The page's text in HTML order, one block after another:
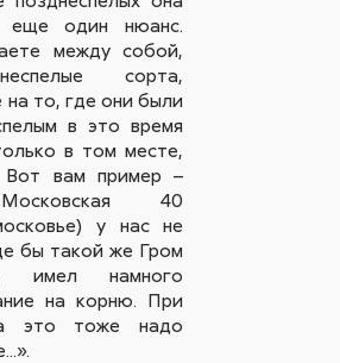
один нюанс.
между собой,
сорта,
то, где они были
в это время
в том месте,
вам пример –
40
у нас не
бы такой же Гром
имел намного
на корню. При
это тоже надо